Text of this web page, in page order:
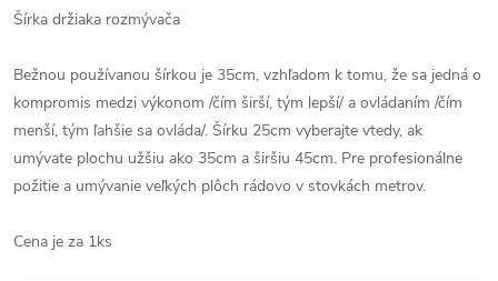
Šírka držiaka rozmývača
Bežnou používanou šírkou je 35cm, vzhľadom k tomu, že sa jedná o
kompromis medzi výkonom /čím širší, tým lepší/ a ovládaním /čím
menší, tým ľahšie sa ovláda/. Šírku 25cm vyberajte vtedy, ak
umývate plochu užšiu ako 35cm a širšiu 45cm. Pre profesionálne
požitie a umývanie veľkých plôch rádovo v stovkách metrov.
Cena je za 1ks